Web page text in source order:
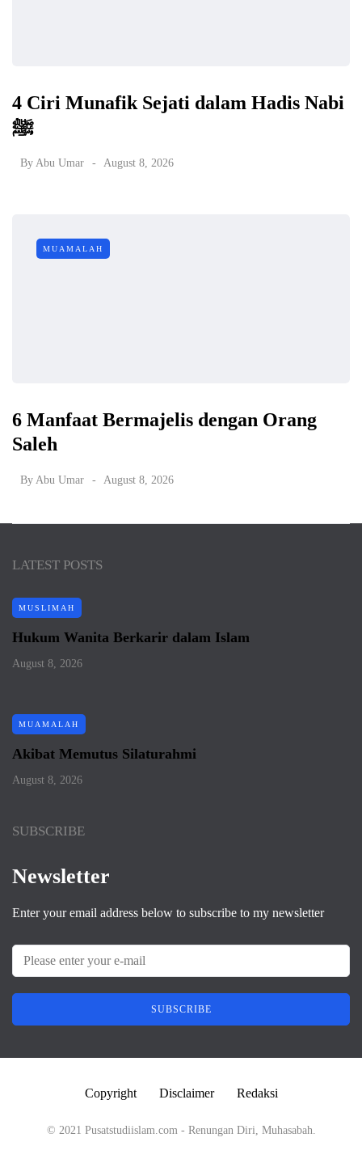
4 Ciri Munafik Sejati dalam Hadis Nabi
ﷺ
By Abu Umar August 8, 2026
MUAMALAH
6 Manfaat Bermajelis dengan Orang
Saleh
By Abu Umar August 8, 2026
LATEST POSTS
MUSLIMAH
Hukum Wanita Berkarir dalam Islam
August 8, 2026
MUAMALAH
Akibat Memutus Silaturahmi
August 8, 2026
SUBSCRIBE
Newsletter
Enter your email address below to subscribe to my newsletter
SUBSCRIBE
Copyright Disclaimer Redaksi
© 2021 Pusatstudiislam.com - Renungan Diri, Muhasabah.